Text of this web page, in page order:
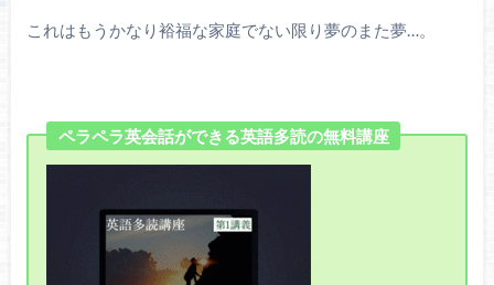
これはもうかなり裕福な家庭でない限り夢のまた夢…。
ペラペラ英会話ができる英語多読の無料講座